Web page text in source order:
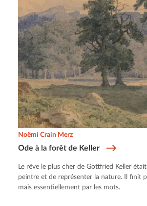
Ode à la forêt de Keller
Noëmi Crain Merz
Le rêve le plus cher de Gottfried Keller
peintre et de représenter la nature. Il finit
mais essentiellement par les mots.